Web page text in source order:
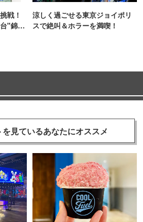
戦！
"錦糸
涼しく過ごせる東京ジョイポリ
スで絶叫＆ホラーを満喫！
見ているあなたにオススメ